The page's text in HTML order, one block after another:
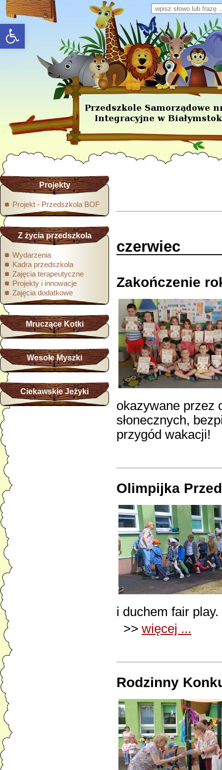
rozwiń/zwiń panel
Wpisz słowo lub frazę
Projekty
Projekt - Przedszkola BOF
Z życia przedszkola
Wydarzenia
Kadra przedszkola
Zajęcia terapeutyczne
Projekty i innowacje
Zajęcia dodatkowe
Mruczące Kotki
Wesołe Myszki
Ciekawskie Jeżyki
czerwiec
Zakończenie
okazywane przez
słonecznych,
przygód wakacji!
Olimpijka
i duchem fair play.
>> więcej ...
Rodzinny